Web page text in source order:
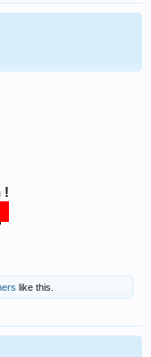
!
like this.